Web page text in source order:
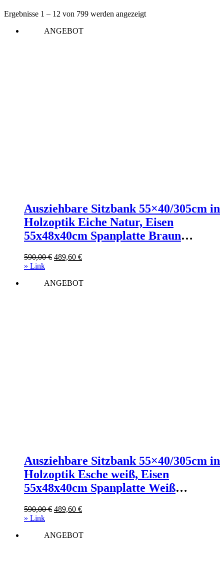
Ergebnisse 1 – 12 von 799 werden angezeigt
ANGEBOT
Ausziehbare Sitzbank 55×40/305cm in
Holzoptik Eiche Natur, Eisen
55x48x40cm Spanplatte Braun
Sitzbank und Holzbank
590,00€ Ursprünglicher
590,00 €
489,60 €Aktueller
489,60 €.
» Link
ANGEBOT
Ausziehbare Sitzbank 55×40/305cm in
Holzoptik Esche weiß, Eisen
55x48x40cm Spanplatte Weiß
Sitzbank und Holzbank
590,00€ Ursprünglicher
590,00 €
489,60 €Aktueller
489,60 €.
» Link
ANGEBOT